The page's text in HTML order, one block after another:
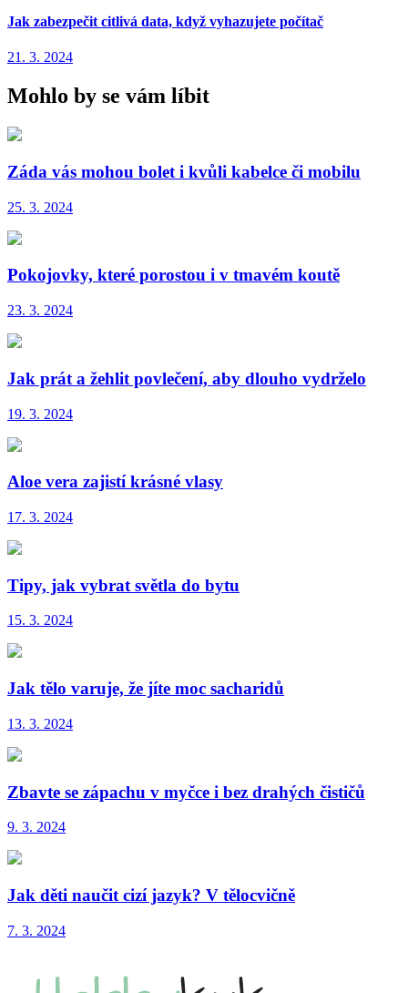
Jak zabezpečit citlivá data, když vyhazujete počítač
21. 3. 2024
Mohlo by se vám líbit
Záda vás mohou bolet i kvůli kabelce či mobilu
25. 3. 2024
Pokojovky, které porostou i v tmavém koutě
23. 3. 2024
Jak prát a žehlit povlečení, aby dlouho vydrželo
19. 3. 2024
Aloe vera zajistí krásné vlasy
17. 3. 2024
Tipy, jak vybrat světla do bytu
15. 3. 2024
Jak tělo varuje, že jíte moc sacharidů
13. 3. 2024
Zbavte se zápachu v myčce i bez drahých čističů
9. 3. 2024
Jak děti naučit cizí jazyk? V tělocvičně
7. 3. 2024